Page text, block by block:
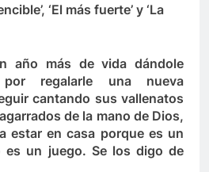
1 Día Ago
Codazzi
en Colombia
Elvia Milena
2 Años Ago
en Colombia
‘El más fuerte’ y ‘La
año más de vida dándole
regalarle una nueva
cantando sus vallenatos
de la mano de Dios,
estar en casa porque es un
es un juego. Se los digo de